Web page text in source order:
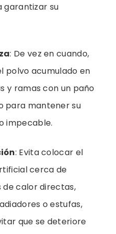
garantizar su
: De vez en cuando,
polvo acumulado en
y ramas con un paño
para mantener su
impecable.
: Evita colocar el
cerca de
de calor directas,
o estufas,
que se deteriore